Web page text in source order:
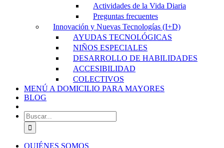
Actividades de la Vida Diaria
Preguntas frecuentes
Innovación y Nuevas Tecnologías (I+D)
AYUDAS TECNOLÓGICAS
NIÑOS ESPECIALES
DESARROLLO DE HABILIDADES
ACCESIBILIDAD
COLECTIVOS
MENÚ A DOMICILIO PARA MAYORES
BLOG
Buscar:
QUIÉNES SOMOS